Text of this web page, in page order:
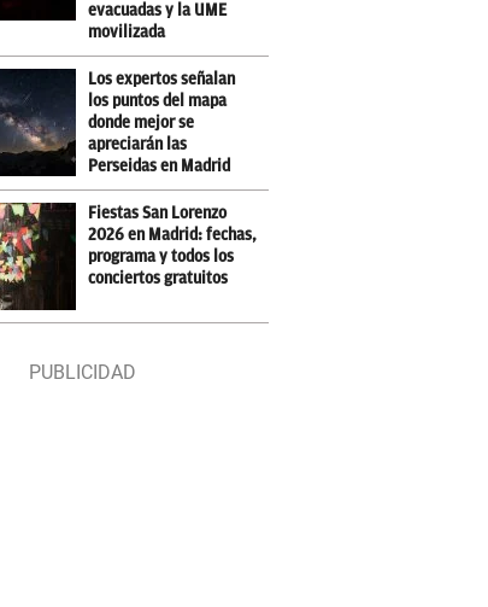
evacuadas y la UME
movilizada
Los expertos señalan
los puntos del mapa
donde mejor se
apreciarán las
Perseidas en Madrid
Fiestas San Lorenzo
2026 en Madrid: fechas,
programa y todos los
conciertos gratuitos